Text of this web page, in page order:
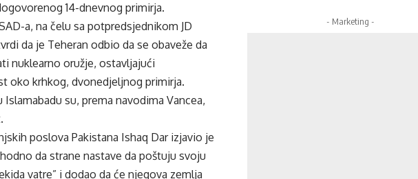
14-dnevnog primirja.
- Marketing -
a, na čelu sa potpredsjednikom JD
da je Teheran odbio da se obaveže da
nuklearno oružje, ostavljajući
oko krhkog, dvonedjeljnog primirja.
Islamabadu su, prema navodima Vancea,
poslova Pakistana Ishaq Dar izjavio je
da strane nastave da poštuju svoju
vatre” i dodao da će njegova zemlja